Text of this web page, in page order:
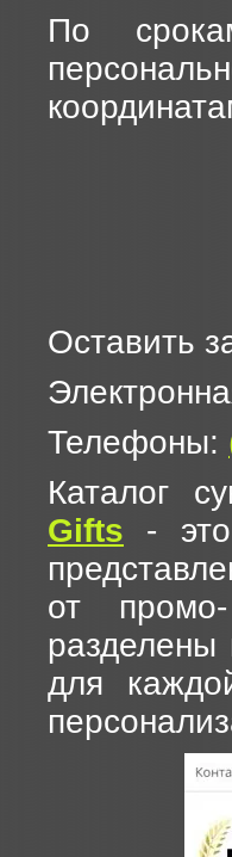
По
Оставить
Телефоны:
Каталог
Gifts -
от
разделены
для